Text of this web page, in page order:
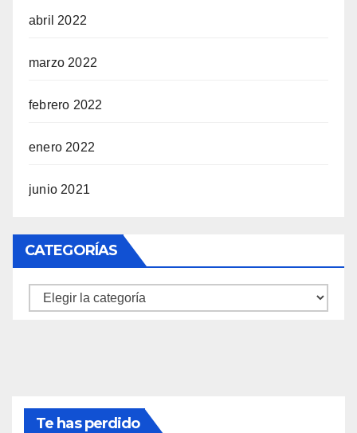
abril 2022
marzo 2022
febrero 2022
enero 2022
junio 2021
CATEGORÍAS
Categorías
Te has perdido